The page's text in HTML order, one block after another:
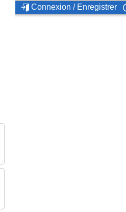
Connexion / Enregistrer